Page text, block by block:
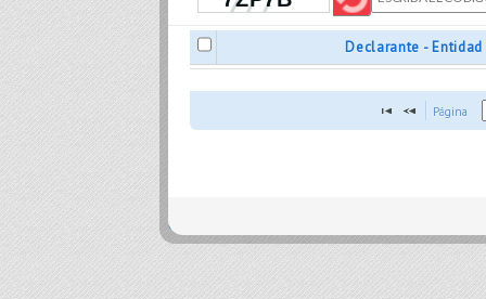
Declarante - Entidad
Página
close